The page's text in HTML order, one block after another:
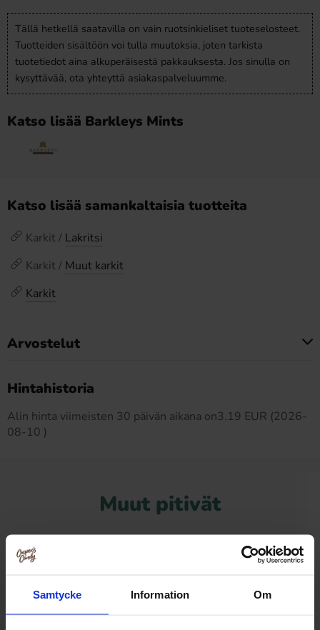
Samtycke Information Om
Tällä hetkellä saatavilla on vain ruotsinkieliset tuoteselosteet.
Tuotteiden sisältöön voi tulla muutoksia, joten tarkista
tuotetiedot aina alkuperäisestä pakkauksesta. Jos sinulla on
kysyttävää, ota yhteyttä asiakaspalveluumme.
Katso lisää Barkleys Mints
Katso lisää samankaltaisia tuotteita
Karkit / Lakritsi
Karkit / Muut karkit
Karkit
Arvostelut
Hintahistoria
Alin hinta viimeisten 30 päivän aikana on3.19 EUR (2026-
08-10 )
Muut pitivät